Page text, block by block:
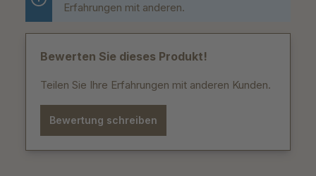
Erfahrungen mit anderen.
Bewerten Sie dieses Produkt!
Teilen Sie Ihre Erfahrungen mit anderen Kunden.
Bewertung schreiben